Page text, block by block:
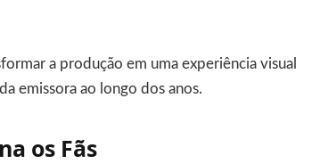
a produção em uma experiência visual
emissora ao longo dos anos.
os Fãs